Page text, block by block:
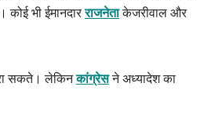
कोई भी ईमानदारराजनेताकेजरीवाल और
सकते। लेकिनकांग्रेसने अध्यादेश का